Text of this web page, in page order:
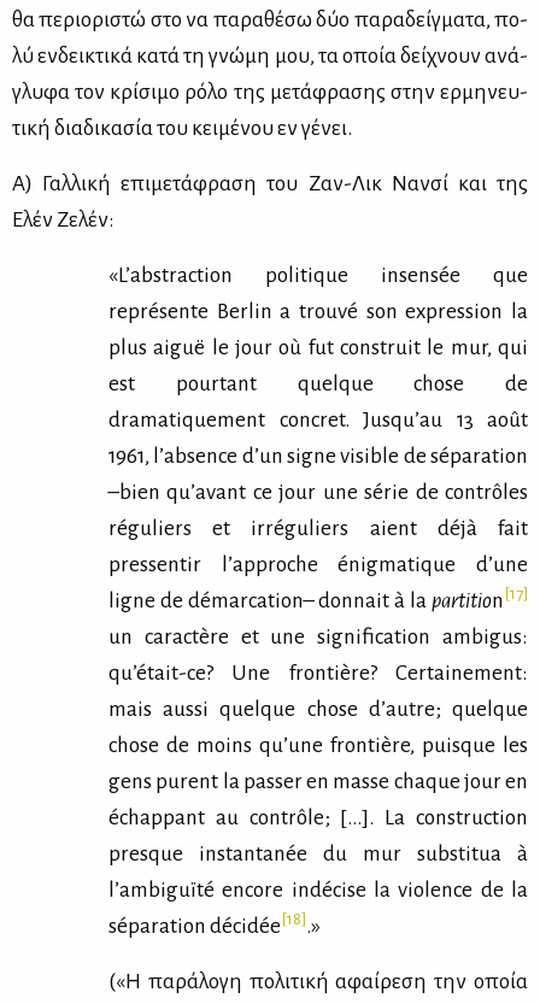
θα πε­ριο­ρι­στώ στο να πα­ρα­θέ­σω δύο πα­ρα­δείγ­μα­τα, πο­
λύ εν­δει­κτι­κά κα­τά τη γνώ­μη μου, τα οποία δεί­χνουν ανά­
γλυ­φα τον κρί­σι­μο ρό­λο της με­τά­φρα­σης στην ερ­μη­νευ­
τι­κή δια­δι­κα­σία του κει­μέ­νου εν γέ­νει.
Α) Γαλ­λι­κή επι­με­τά­φρα­ση του Zαν-Λικ Nαν­σί και της
Eλέν Zε­λέν:
«L’abstraction politique insensée que
représente Berlin a trouvé son expression la
plus aiguë le jour où fut construit le mur, qui
est pourtant quelque chose de
dramatiquement concret. Jusqu’au 13 août
1961, l’absence d’un signe visible de séparation
–bien qu’avant ce jour une série de contrôles
réguliers et irréguliers aient déjà fait
pressentir l’approche énigmatique d’une
ligne de démarcation– donnait à la partition[17]
un caractère et une signification ambigus:
qu’était-ce? Une frontière? Certainement:
mais aussi quelque chose d’autre; quelque
chose de moins qu’une frontière, puisque les
gens purent la passer en masse chaque jour en
échappant au contrôle; […]. La construction
presque instantanée du mur substitua à
l’ambiguïté encore indécise la violence de la
séparation décidée[18].»
(«H πα­ρά­λο­γη πο­λι­τι­κή αφαί­ρε­ση την οποία